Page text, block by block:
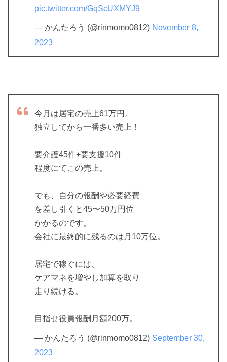
pic.twitter.com/GqScUXMYJ9
— かんたろう (@rinmomo0812) November 8,
2023
今月は居宅の売上61万円。
独立してから一番多い売上！
要介護45件+要支援10件
程度にてこの売上。
でも、自分の報酬や必要経費
を差し引くと45〜50万円位
かかるのです。
会社に最終的に残るのは月10万位。
居宅で稼ぐには、
ケアマネを増やし加算を取り
走り続ける。
目指せ役員報酬月額200万。
— かんたろう (@rinmomo0812) September 30,
2023